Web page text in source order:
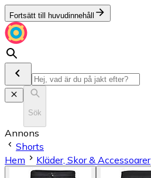
Fortsätt till huvudinnehåll
Sök
Annons
Shorts
Hem
Kläder, Skor & Accessoarer